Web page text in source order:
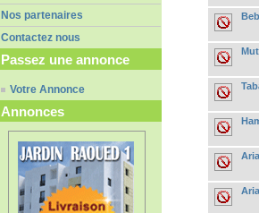
Nos partenaires
Contactez nous
Passez une annonce
Votre Annonce
Annonces